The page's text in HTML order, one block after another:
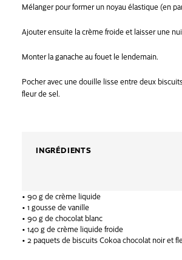
INGRÉDIENTS
• 90 g de crème liquide
• 1 gousse de vanille
• 90 g de chocolat blanc
• 140 g de crème liquide froide
• 2 paquets de biscuits Cokoa chocolat noir et
Mélanger pour former un noyau élastique (en
Ajouter ensuite la crème froide et laisser une
Monter la ganache au fouet le lendemain.
Pocher avec une douille lisse entre deux
fleur de sel.